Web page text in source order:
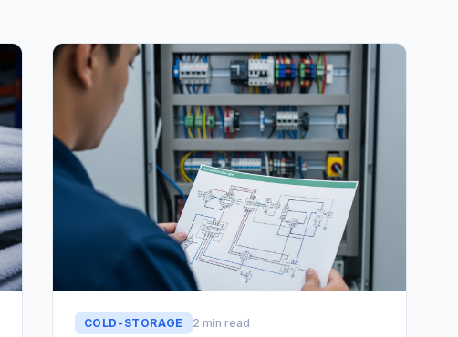
COLD-STORAGE 2 min read